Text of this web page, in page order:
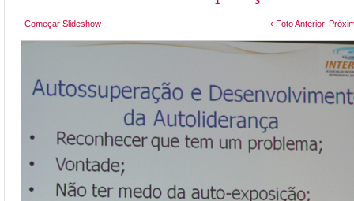
Começar Slideshow ‹ Foto Anterior